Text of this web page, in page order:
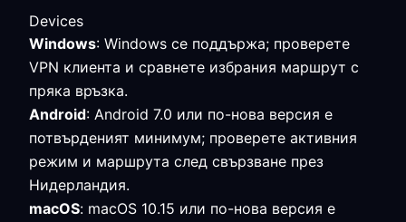
Devices
Windows: Windows се поддържа; проверете
VPN клиента и сравнете избрания маршрут с
пряка връзка.
Android: Android 7.0 или по-нова версия е
потвърденият минимум; проверете активния
режим и маршрута след свързване през
Нидерландия.
macOS: macOS 10.15 или по-нова версия е